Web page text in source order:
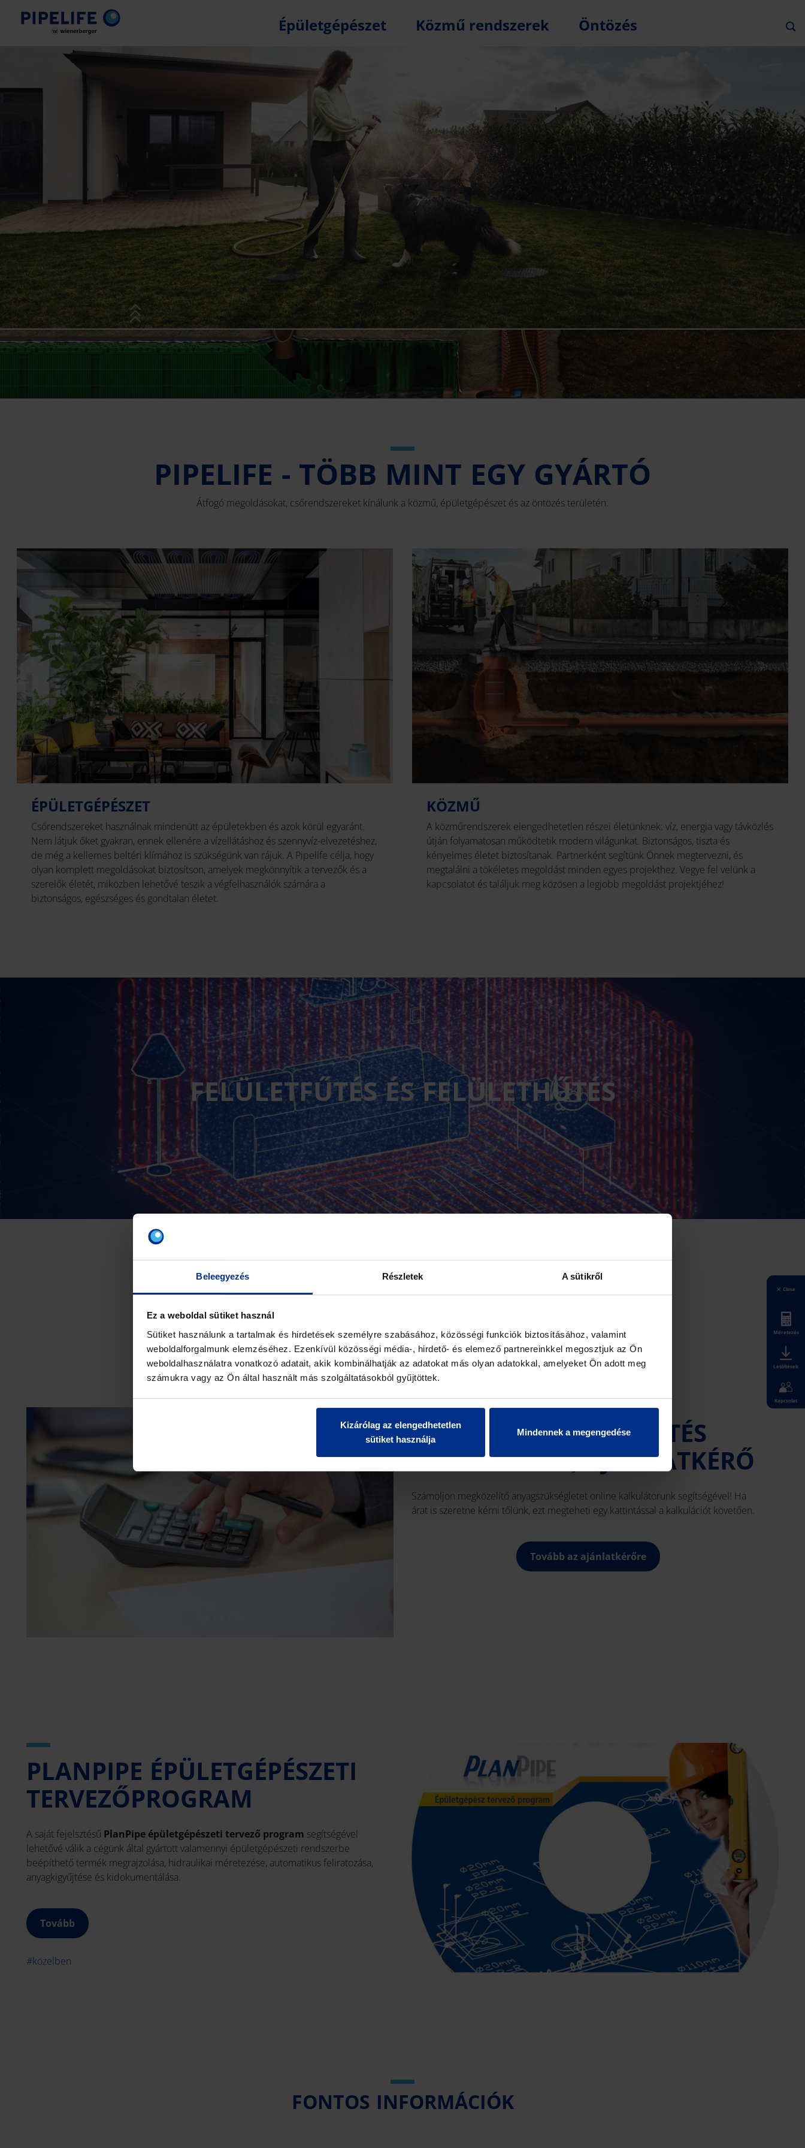
Beleegyezés Részletek A sütikről
Ez a weboldal sütiket használ
Sütiket használunk a tartalmak és hirdetések személyre szabásához, közösségi funkciók biztosításához, valamint
weboldalforgalmunk elemzéséhez. Ezenkívül közösségi média-, hirdető- és elemező partnereinkkel megosztjuk az Ön
weboldalhasználatra vonatkozó adatait, akik kombinálhatják az adatokat más olyan adatokkal, amelyeket Ön adott meg
számukra vagy az Ön által használt más szolgáltatásokból gyűjtöttek.
Kizárólag az elengedhetetlen
sütiket használja
Mindennek a megengedése
Épületgépészet Közmű rendszerek Öntözés
PIPELIFE - TÖBB MINT EGY GYÁRTÓ
Átfogó megoldásokat, csőrendszereket kínálunk a közmű, épületgépészet és az öntözés területén.
ÉPÜLETGÉPÉSZET
Csőrendszereket használnak mindenütt az épületekben és azok körül egyaránt.
Nem látjuk őket gyakran, ennek ellenére a vízellátáshoz és szennyvíz-elvezetéshez,
de még a kellemes beltéri klímához is szükségünk van rájuk. A Pipelife célja, hogy
olyan komplett megoldásokat biztosítson, amelyek megkönnyítik a tervezők és a
szerelők életét, miközben lehetővé teszik a végfelhasználók számára a
biztonságos, egészséges és gondtalan életet.
KÖZMŰ
A közműrendszerek elengedhetetlen részei életünknek: víz, energia vagy távközlés
útján folyamatosan működtetik modern világunkat. Biztonságos, tiszta és
kényelmes életet biztosítanak. Partnerként segítünk Önnek megtervezni, és
megtalálni a tökéletes megoldást minden egyes projekthez. Vegye fel velünk a
kapcsolatot és találjuk meg közösen a legjobb megoldást projektjéhez!
FELÜLETFŰTÉS ÉS FELÜLETHŰTÉS
Ismertető videó megtekintése
FELÜLETFŰTÉS ÉS -HŰTÉS
KALKULÁTOR, AJÁNLATKÉRŐ
Számoljon megközelítő anyagszükségletet online kalkulátorunk segítségével! Ha
árat is szeretne kérni tőlünk, ezt megteheti egy kattintással a kalkulációt követően.
Tovább az ajánlatkérőre
PLANPIPE ÉPÜLETGÉPÉSZETI
TERVEZŐPROGRAM
A saját fejelsztésű PlanPipe épületgépészeti tervező program segítségével
lehetővé válik a cégünk által gyártott valamennyi épületgépészeti rendszerbe
beépíthető termék megrajzolása, hidraulikai méretezése, automatikus feliratozása,
anyagkigyűjtése és kidokumentálása.
Tovább
#közelben
FONTOS INFORMÁCIÓK
Close
Méretezés
Letöltések
Kapcsolat